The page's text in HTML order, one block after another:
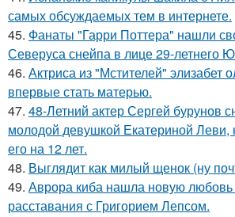
самых обсуждаемых тем в интернете.
45. Фанаты "Гарри Поттера" нашли
Северуса снейпа в лице 29-летнего
46. Актриса из "Мстителей" элизабет
впервые стать матерью.
47. 48-Летний актер Сергей бурунов
молодой девушкой Екатериной
его на 12 лет.
48. Выглядит как милый щенок (ну
49. Аврора киба нашла новую любовь
расставания с Григорием Лепсом.